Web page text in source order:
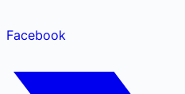
Facebook